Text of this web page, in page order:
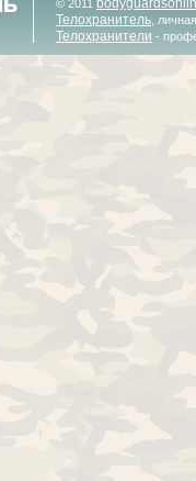
© 2011
Телохранитель ,
Телохранители -